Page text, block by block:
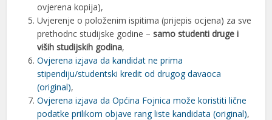
ovjerena kopija),
Uvjerenje o položenim ispitima (prijepis ocjena) za sve
prethodnc studijske godine –samo studenti druge i
viših studijskih godina,
Ovjerena izjava da kandidat ne prima
stipendiju/studentski kredit od drugog davaoca
(original),
Ovjerena izjava da Općina Fojnica može koristiti lične
podatke prilikom objave rang liste kandidata (original),